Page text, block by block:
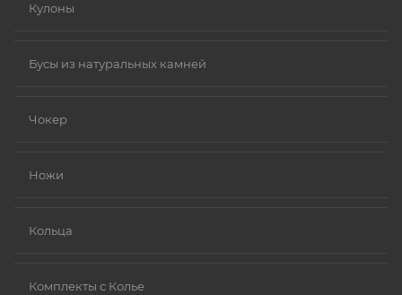
Кулоны
Бусы из натуральных камней
Чокер
Ножи
Кольца
Комплекты с Колье